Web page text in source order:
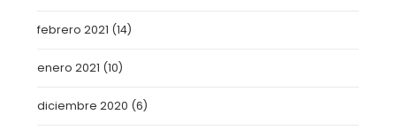
febrero 2021 (14)
enero 2021 (10)
diciembre 2020 (6)